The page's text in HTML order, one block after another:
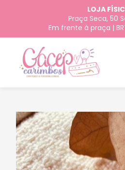
LOJA
Praça Seca, 50
Em frente à praça |